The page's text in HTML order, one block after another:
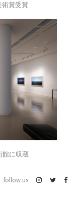
術賞受賞
館に収蔵
follow us